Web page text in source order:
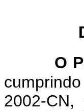
O
2002-